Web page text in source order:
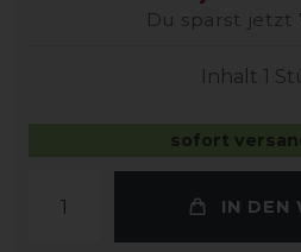
Du sparst jetzt
Inhalt 1
sofort
IN DEN